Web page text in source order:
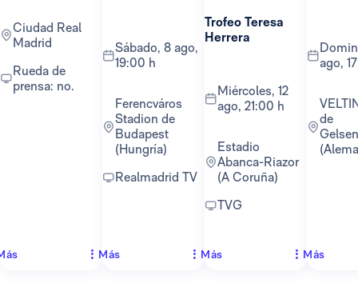
Ciudad Real
Madrid
Rueda de
prensa: no.
sábado, 8 ago,
19:00 h
Ferencváros
Stadion de
Budapest
(Hungría)
Realmadrid TV
Más
Trofeo Teresa
Herrera
miércoles, 12
ago, 21:00 h
Estadio
Abanca-Riazor
(A Coruña)
TVG
Más
domingo, 16
ago,
VELTINS-Arena
de
Más